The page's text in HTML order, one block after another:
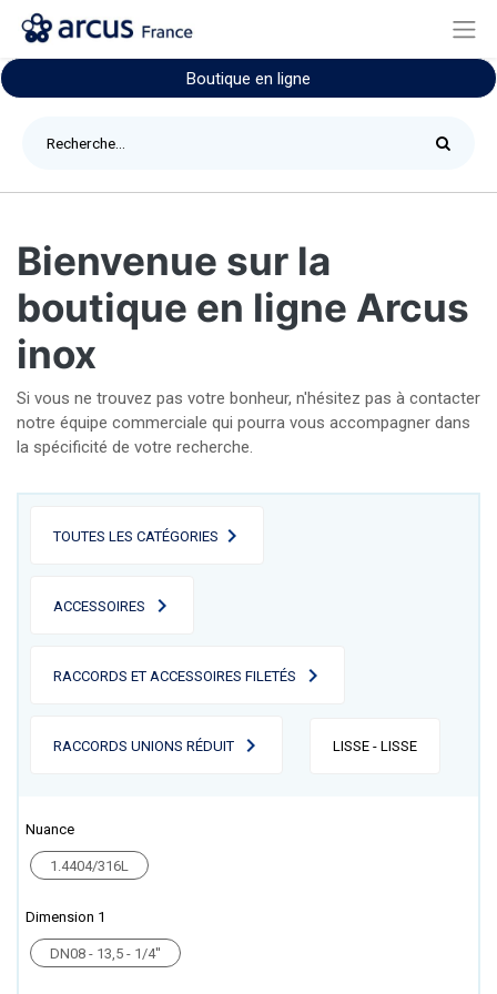
Boutique en ligne
Bienvenue sur la
boutique en ligne Arcus
inox
Si vous ne trouvez pas votre bonheur, n'hésitez pas à contacter
notre équipe commerciale qui pourra vous accompagner dans
la spécificité de votre recherche.
TOUTES LES CATÉGORIES
ACCESSOIRES
RACCORDS ET ACCESSOIRES FILETÉS
RACCORDS UNIONS RÉDUIT LISSE - LISSE
Nuance
1.4404/316L
Dimension 1
DN08 - 13,5 - 1/4''